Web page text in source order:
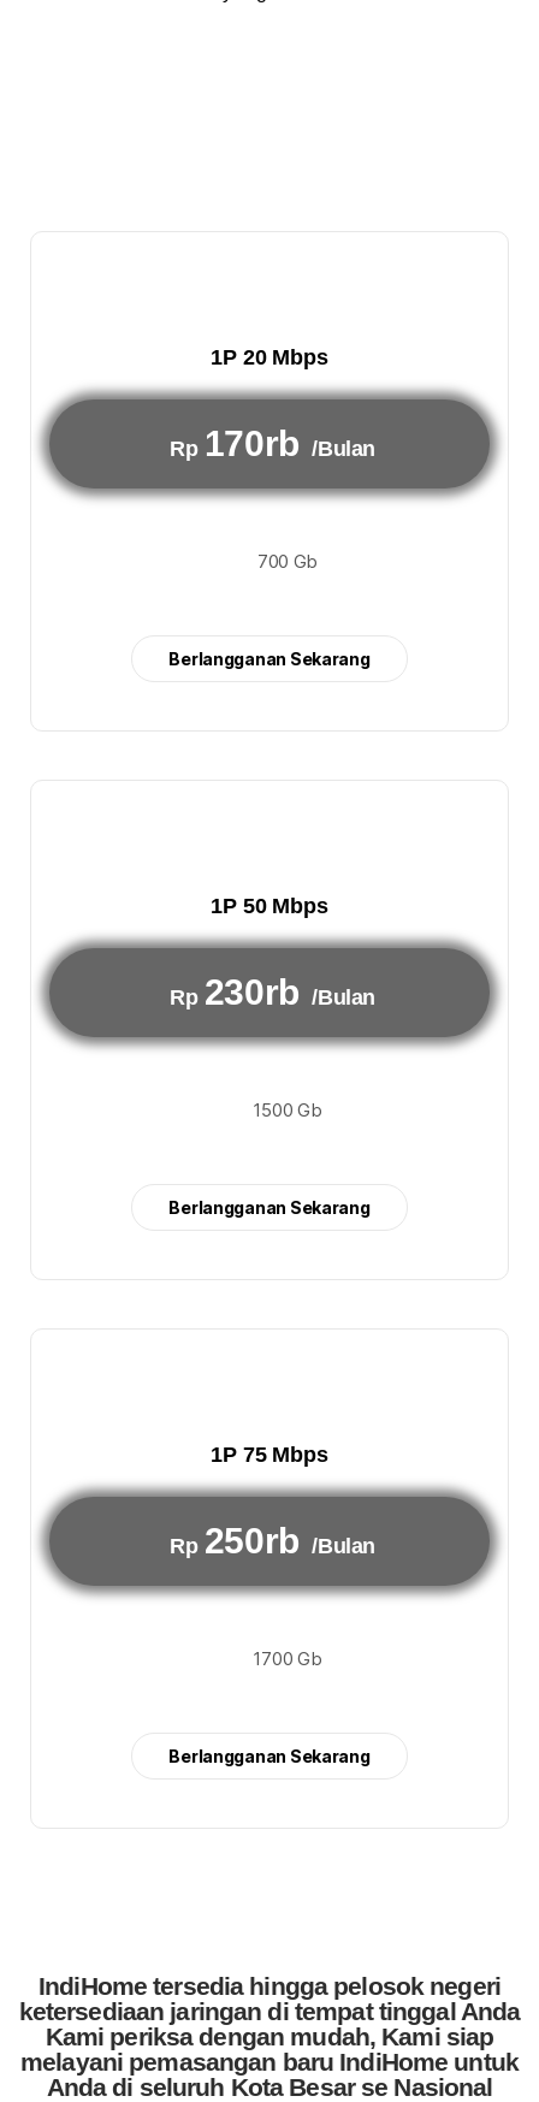
1P 20 Mbps
Rp 170rb /Bulan
700 Gb
Berlangganan Sekarang
1P 50 Mbps
Rp 230rb /Bulan
1500 Gb
Berlangganan Sekarang
1P 75 Mbps
Rp 250rb /Bulan
1700 Gb
Berlangganan Sekarang
IndiHome tersedia hingga pelosok negeri
ketersediaan jaringan di tempat tinggal Anda
Kami periksa dengan mudah, Kami siap
melayani pemasangan baru IndiHome untuk
Anda di seluruh Kota Besar se Nasional